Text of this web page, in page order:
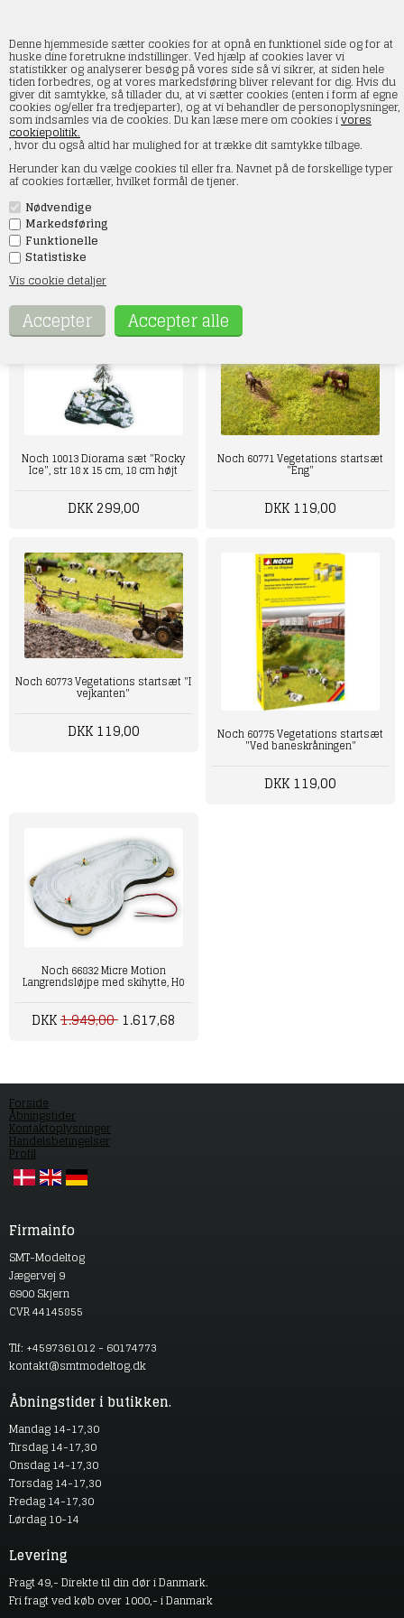
Denne hjemmeside sætter cookies for at opnå en funktionel side og for at
huske dine foretrukne indstillinger. Ved hjælp af cookies laver vi
statistikker og analyserer besøg på vores side så vi sikrer, at siden hele
tiden forbedres, og at vores markedsføring bliver relevant for dig. Hvis du
giver dit samtykke, så tillader du, at vi sætter cookies (enten i form af egne
cookies og/eller fra tredjeparter), og at vi behandler de personoplysninger,
som indsamles via de cookies. Du kan læse mere om cookies ivores
cookiepolitik.
, hvor du også altid har mulighed for at trække dit samtykke tilbage.
Herunder kan du vælge cookies til eller fra. Navnet på de forskellige typer
af cookies fortæller, hvilket formål de tjener.
Nødvendige
Markedsføring
Funktionelle
Statistiske
Vis cookie detaljer
Diorama sæt
Forside»Landskab»Noch»Diorama sæt
Opdag vores spændende udvalg af diorama sæt, perfekte for
modelbyggere og hobbyentusiaster. Vores nøje udvalgte
diorama sæt inkluderer alt, hvad du behøver for at skabe
interesseret i historiske slagmarker, naturskønne landskaber
eller miniaturebylandskaber, har vi et sæt, der passer til din
passion. Tag din modelbygning til næste niveau med vores høj
kvalitets diorama sæt. Perfekt for både begyndere og erfarne
byggere. Udforsk vores sortiment i dag og bring dine kreative
Noch 10013 Diorama sæt "Rocky
Ice", str 18 x 15 cm, 18 cm højt
DKK 299,00
Noch 60771 Vegetations startsæt
"Eng"
DKK 119,00
Noch 60773 Vegetations startsæt "I
vejkanten"
DKK 119,00 Noch 60775 Vegetations startsæt
"Ved baneskråningen"
DKK 119,00
Noch 66832 Micre Motion
Langrendsløjpe med skihytte, H0
DKK1.949,001.617,68
Forside
Åbningstider
Kontaktoplysninger
Handelsbetingelser
Profil
Firmainfo
SMT-Modeltog
Jægervej 9
6900 Skjern
CVR 44145855
Tlf: +4597361012 - 60174773
kontakt@smtmodeltog.dk
Åbningstider i butikken.
Mandag 14-17,30
Tirsdag 14-17,30
Onsdag 14-17,30
Torsdag 14-17,30
Fredag 14-17,30
Lørdag 10-14
Levering
Fragt 49,- Direkte til din dør i Danmark.
Fri fragt ved køb over 1000,- i Danmark